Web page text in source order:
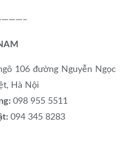
106 đường Nguyễn Ngọc
Hà Nội
098 955 5511
094 345 8283